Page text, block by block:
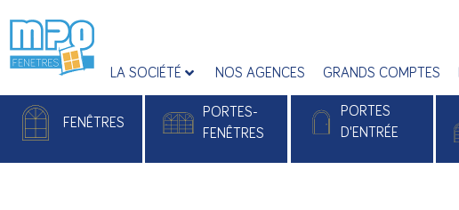
LA SOCIÉTÉ NOS AGENCES GRANDS COMPTES
FENÊTRES
PORTES-
FENÊTRES
PORTES
D'ENTRÉE